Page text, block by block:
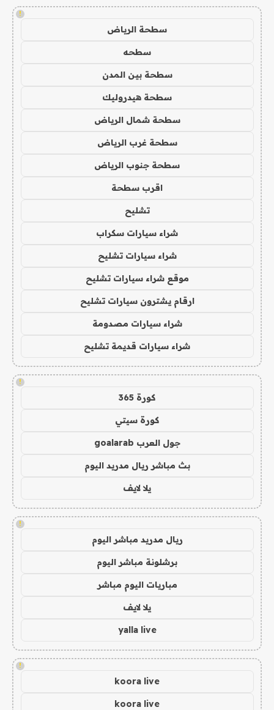
!
سطحة الرياض
سطحه
سطحة بين المدن
سطحة هيدروليك
سطحة شمال الرياض
سطحة غرب الرياض
سطحة جنوب الرياض
اقرب سطحة
تشليح
شراء سيارات سكراب
شراء سيارات تشليح
موقع شراء سيارات تشليح
ارقام يشترون سيارات تشليح
شراء سيارات مصدومة
شراء سيارات قديمة تشليح
!
كورة 365
كورة سيتي
جول العرب goalarab
بث مباشر ريال مدريد اليوم
يلا لايف
!
ريال مدريد مباشر اليوم
برشلونة مباشر اليوم
مباريات اليوم مباشر
يلا لايف
yalla live
!
koora live
koora live